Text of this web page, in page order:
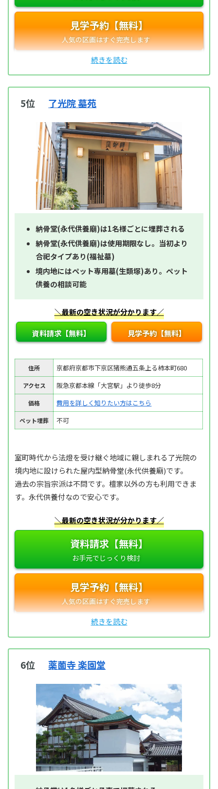
見学予約【無料】
5位 了光院 墓苑
納骨堂(永代供養廟)は1名様ごとに埋葬される
納骨堂(永代供養廟)は使用期限なし。当初より
合祀タイプあり(福祉墓)
境内地にはペット専用墓(生類塚)あり。ペット
供養の相談可能
＼最新の空き状況が分かります／
資料請求【無料】 見学予約【無料】
住所 京都府京都市下京区猪熊通五条上る柿本町680
アクセス 阪急京都本線「大宮駅」より徒歩8分
価格 費用を詳しく知りたい方はこちら
ペット埋葬 不可
室町時代から法燈を受け継ぐ地域に親しまれる了光院の
境内地に設けられた屋内型納骨堂(永代供養廟)です。
過去の宗旨宗派は不問です。檀家以外の方も利用できま
す。永代供養付なので安心です。
＼最新の空き状況が分かります／
資料請求【無料】
見学予約【無料】
6位 薬薗寺 楽園堂